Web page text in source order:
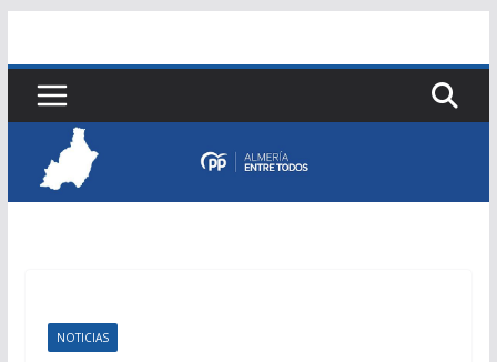
contenido
NOTICIAS